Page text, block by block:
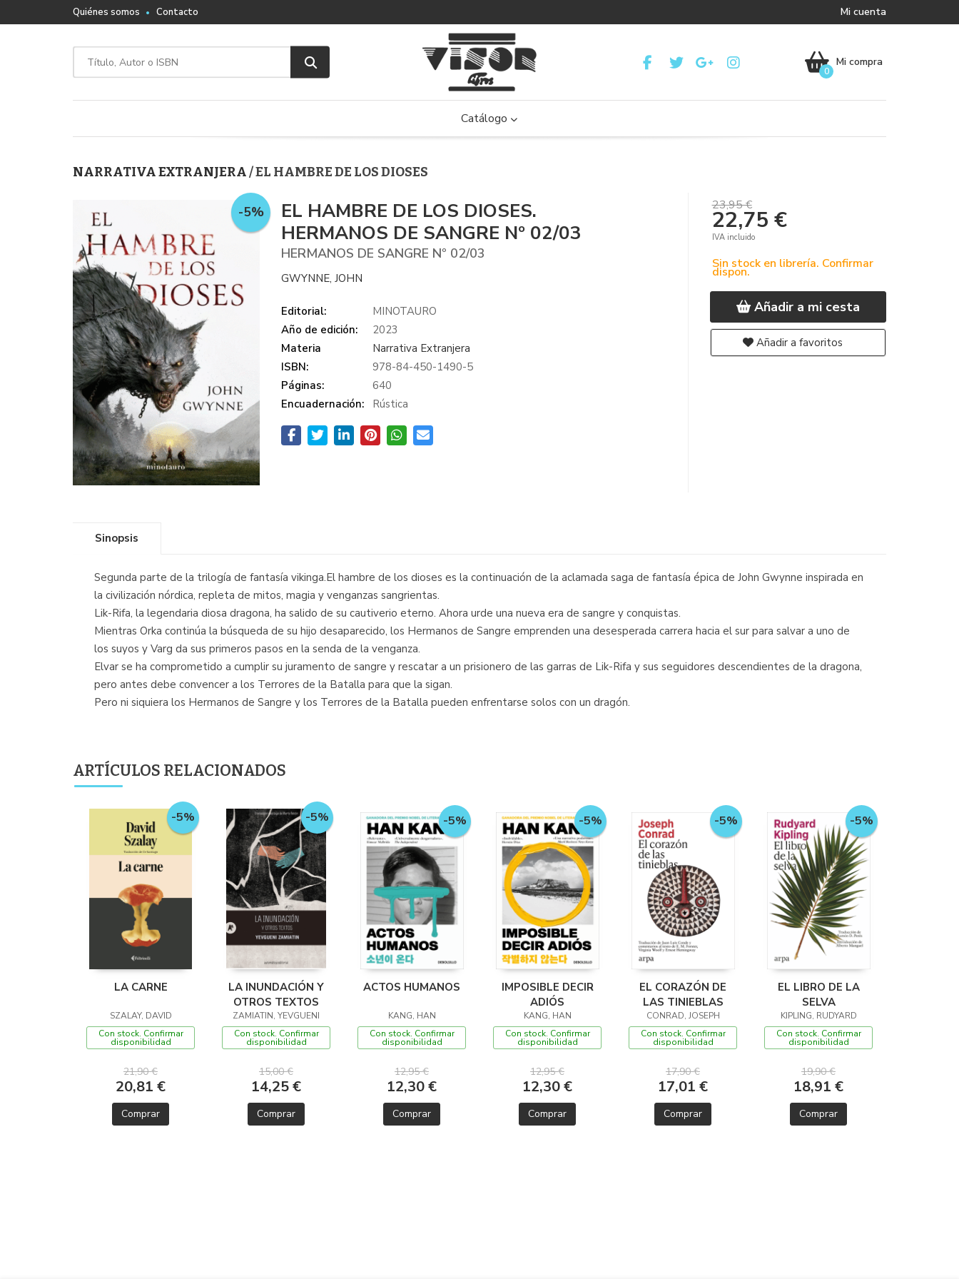
Mi cuenta
Quiénes somos Contacto
Mi compra
0
Catálogo
NARRATIVA EXTRANJERA/ EL HAMBRE DE LOS DIOSES
-5%
EL HAMBRE DE LOS DIOSES.
HERMANOS DE SANGRE Nº 02/03
HERMANOS DE SANGRE Nº 02/03
GWYNNE, JOHN
Editorial:
MINOTAURO
Año de edición:
2023
Materia
Narrativa Extranjera
ISBN:
978-84-450-1490-5
Páginas:
640
Encuadernación:
Rústica
23,95 €
22,75 €
IVA incluido
Sin stock en librería. Confirmar
dispon.
Añadir a mi cesta
Añadir a favoritos
Sinopsis
Segunda parte de la trilogía de fantasía vikinga.El hambre de los dioses es la continuación de la aclamada saga de fantasía épica de John Gwynne inspirada en
la civilización nórdica, repleta de mitos, magia y venganzas sangrientas.
Lik-Rifa, la legendaria diosa dragona, ha salido de su cautiverio eterno. Ahora urde una nueva era de sangre y conquistas.
Mientras Orka continúa la búsqueda de su hijo desaparecido, los Hermanos de Sangre emprenden una desesperada carrera hacia el sur para salvar a uno de
los suyos y Varg da sus primeros pasos en la senda de la venganza.
Elvar se ha comprometido a cumplir su juramento de sangre y rescatar a un prisionero de las garras de Lik-Rifa y sus seguidores descendientes de la dragona,
pero antes debe convencer a los Terrores de la Batalla para que la sigan.
Pero ni siquiera los Hermanos de Sangre y los Terrores de la Batalla pueden enfrentarse solos con un dragón.
ARTÍCULOS RELACIONADOS
-5%
LA CARNE
SZALAY, DAVID
Con stock. Confirmar
disponibilidad
21,90 €
20,81 €
Comprar
-5%
LA INUNDACIÓN Y
OTROS TEXTOS
ZAMIATIN, YEVGUENI
Con stock. Confirmar
disponibilidad
15,00 €
14,25 €
Comprar
-5%
ACTOS HUMANOS
KANG, HAN
Con stock. Confirmar
disponibilidad
12,95 €
12,30 €
Comprar
-5%
IMPOSIBLE DECIR
ADIÓS
KANG, HAN
Con stock. Confirmar
disponibilidad
12,95 €
12,30 €
Comprar
-5%
EL CORAZÓN DE
LAS TINIEBLAS
CONRAD, JOSEPH
Con stock. Confirmar
disponibilidad
17,90 €
17,01 €
Comprar
-5%
EL LIBRO DE LA
SELVA
KIPLING, RUDYARD
Con stock. Confirmar
disponibilidad
19,90 €
18,91 €
Comprar